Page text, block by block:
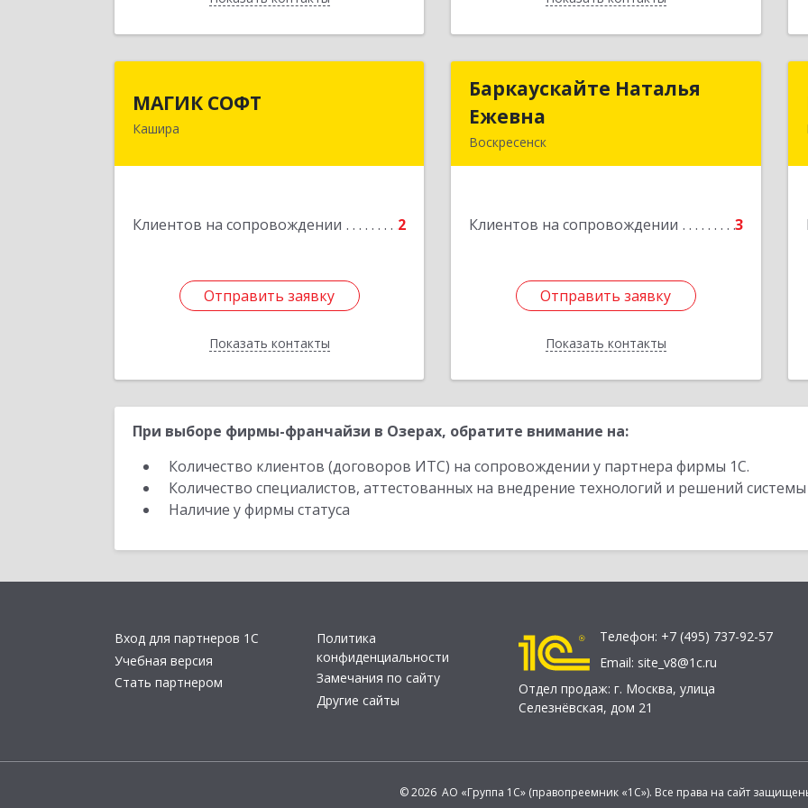
МАГИК СОФТ
Кашира
Клиентов на сопровождении 2
Отправить заявку
Показать контакты
Отправить заявку
Назад
Баркаускайте Наталья
Ежевна
Воскресенск
Клиентов на сопровождении 3
Отправить заявку
Показать контакты
Баркаускайте Наталья
55А
Отправить заявку
Назад
При выборе фирмы-франчайзи в Озерах, обратите внимание на:
Количество клиентов (договоров ИТС) на сопровождении у партнера фирмы 1С.
Количество специалистов, аттестованных на внедрение технологий и решений
Наличие у фирмы статуса
Вход для партнеров 1С
Учебная версия
Стать партнером
Политика
конфиденциальности
Замечания по сайту
Другие сайты
Телефон: +7 (495) 737-92-57
Email: site_v8@1c.ru
Отдел продаж: г. Москва, улица
Селезнёвская, дом 21
© 2026 АО «Группа 1С» (правопреемник «1С»). Все права на сайт